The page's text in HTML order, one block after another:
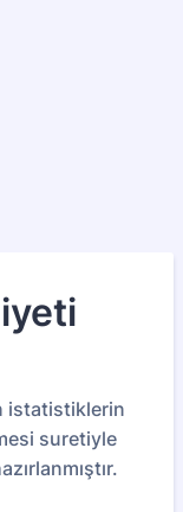
istatistiklerin
suretiyle